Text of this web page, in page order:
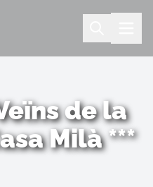
de la
Milà ***